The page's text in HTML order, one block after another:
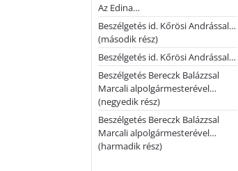
Az Edina…
Beszélgetés id. Kőrösi Andrással…
(második rész)
Beszélgetés id. Kőrösi Andrással…
Beszélgetés Bereczk Balázzsal
Marcali alpolgármesterével…
(negyedik rész)
Beszélgetés Bereczk Balázzsal
Marcali alpolgármesterével…
(harmadik rész)